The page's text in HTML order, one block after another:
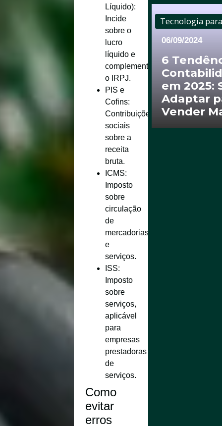
Líquido):
Incide
sobre o
lucro
líquido e
complementa
o IRPJ.
PIS e
Cofins:
Contribuições
sociais
sobre a
receita
bruta.
ICMS:
Imposto
sobre
circulação
de
mercadorias
e
serviços.
ISS:
Imposto
sobre
serviços,
aplicável
para
empresas
prestadoras
de
serviços.
Como
evitar
erros
06/09/2024
6
em 2025:
Adaptar
Vender
Tecnologia